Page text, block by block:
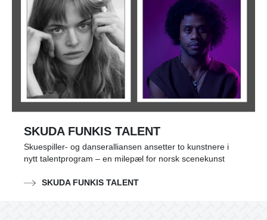
SKUDA FUNKIS TALENT
Skuespiller- og danseralliansen ansetter to kunstnere i
nytt talentprogram – en milepæl for norsk scenekunst
SKUDA FUNKIS TALENT